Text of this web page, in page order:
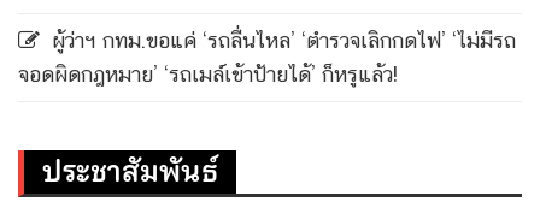
ผู้ว่าฯ กทม.ขอแค่ ‘รถลื่นไหล’ ‘ตำรวจเลิกกดไฟ’ ‘ไม่มีรถ
จอดผิดกฎหมาย’ ‘รถเมล์เข้าป้ายได้’ ก็หรูแล้ว!
ประชาสัมพันธ์